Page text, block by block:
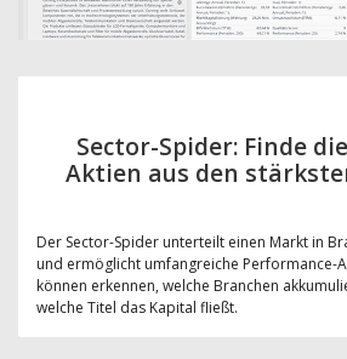
Sector-Spider: Finde
Aktien aus den
Der Sector-Spider unterteilt einen Markt in
und ermöglicht umfangreiche Performance-
können erkennen, welche Branchen
welche Titel das Kapital fließt.